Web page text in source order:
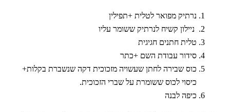
נרתיק מפואר לטלית +תפילין
ניילון קשיח לנרתיק ששומר עליו
טלית חתנים חגיגית
סידור עבודת השם +כתר
כוס שבירה לחתן שעשויה מזכוכית דקה שנשברת בקלות+
כיסוי לכוס ששומרת על שברי הזכוכית.
כיפה לבנה